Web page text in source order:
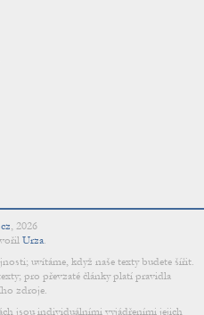
, 2026
Urza.
uvítáme, když naše texty budete šířit.
pro převzaté články platí pravidla
zdroje.
jsou individuálními vyjádřeními jejich